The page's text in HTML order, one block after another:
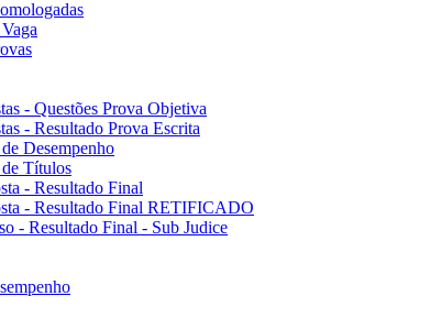
- Questões Prova Objetiva
- Resultado Prova Escrita
Desempenho
Títulos
- Resultado Final
- Resultado Final RETIFICADO
- Resultado Final - Sub Judice